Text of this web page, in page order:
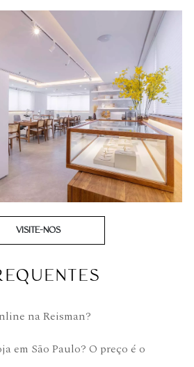
VISITE-NOS
na Reisman?
em São Paulo? O preço é o